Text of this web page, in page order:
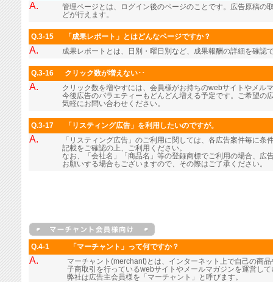
A.
管理ページとは、ログイン後のページのことです。広告原稿の
どが行えます。
Q.3-15 「成果レポート」とはどんなページですか？
A. 成果レポートとは、日別・曜日別など、成果報酬の詳細を確認
Q.3-16 クリック数が増えない･･
A.
クリック数を増やすには、会員様がお持ちのwebサイトやメル
今後広告のバラエティーもどんどん増える予定です。ご希望の
気軽にお問い合わせください。
Q.3-17 「リスティング広告」を利用したいのですが。
A.
「リスティング広告」のご利用に関しては、各広告案件毎に
記載をご確認の上、ご利用ください。
なお、「会社名」「商品名」等の登録商標でご利用の場合、広
お願いする場合もございますので、その際はご了承ください。
Q.4-1 「マーチャント」って何ですか？
A.
マーチャント(merchant)とは、インターネット上で自己の商
子商取引を行っているwebサイトやメールマガジンを運営し
弊社は広告主会員様を「マーチャント」と呼びます。